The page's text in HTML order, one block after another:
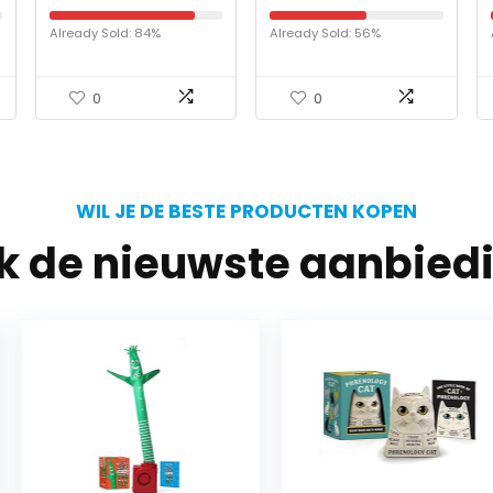
and the Brain
Already Sold: 84%
0
Practices that Support
an Intelligent,
Harmonious and
Already Sold: 56%
0
WIL JE DE BESTE PRODUCTEN KOPEN
de nieuwste